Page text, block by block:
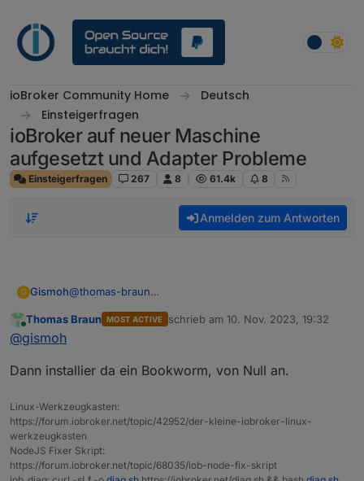
ioBroker Community Home
Deutsch
Einsteigerfragen
ioBroker auf neuer Maschine
aufgesetzt und Adapter Probleme
Einsteigerfragen 267 8 61.4k 8
Anmelden zum Antworten
G Gismoh@thomas-braun
Online
Thomas Braun MOST ACTIVE schrieb am 10. Nov. 2023, 19:32
zuletzt editiert von
@gismoh
Dann installier da ein Bookworm, von Null an.
Linux-Werkzeugkasten:
https://forum.iobroker.net/topic/42952/der-kleine-iobroker-linux-
werkzeugkasten
NodeJS Fixer Skript:
https://forum.iobroker.net/topic/68035/iob-node-fix-skript